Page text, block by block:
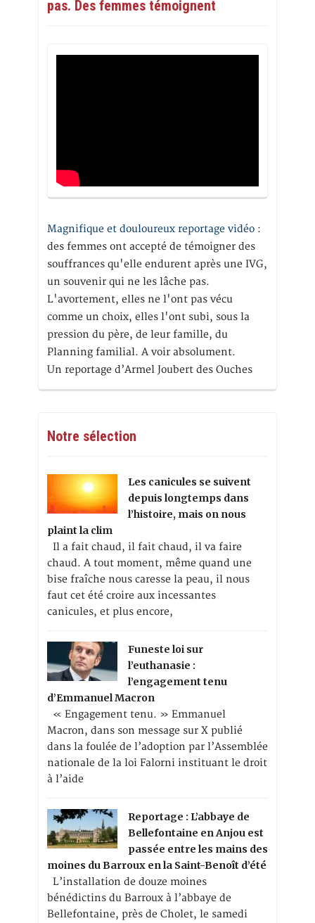
pas. Des femmes témoignent
Magnifique et douloureux reportage vidéo :
des femmes ont accepté de témoigner des
souffrances qu'elle endurent après une IVG,
un souvenir qui ne les lâche pas.
L'avortement, elles ne l'ont pas vécu
comme un choix, elles l'ont subi, sous la
pression du père, de leur famille, du
Planning familial. A voir absolument.
Un reportage d’Armel Joubert des Ouches
Notre sélection
Les canicules se suivent
depuis longtemps dans
l’histoire, mais on nous
plaint la clim
Il a fait chaud, il fait chaud, il va faire
chaud. A tout moment, même quand une
bise fraîche nous caresse la peau, il nous
faut cet été croire aux incessantes
canicules, et plus encore,
Funeste loi sur
l’euthanasie :
l’engagement tenu
d’Emmanuel Macron
« Engagement tenu. » Emmanuel
Macron, dans son message sur X publié
dans la foulée de l’adoption par l’Assemblée
nationale de la loi Falorni instituant le droit
à l’aide
Reportage : L’abbaye de
Bellefontaine en Anjou est
passée entre les mains des
moines du Barroux en la Saint-Benoît d’été
L’installation de douze moines
bénédictins du Barroux à l’abbaye de
Bellefontaine, près de Cholet, le samedi